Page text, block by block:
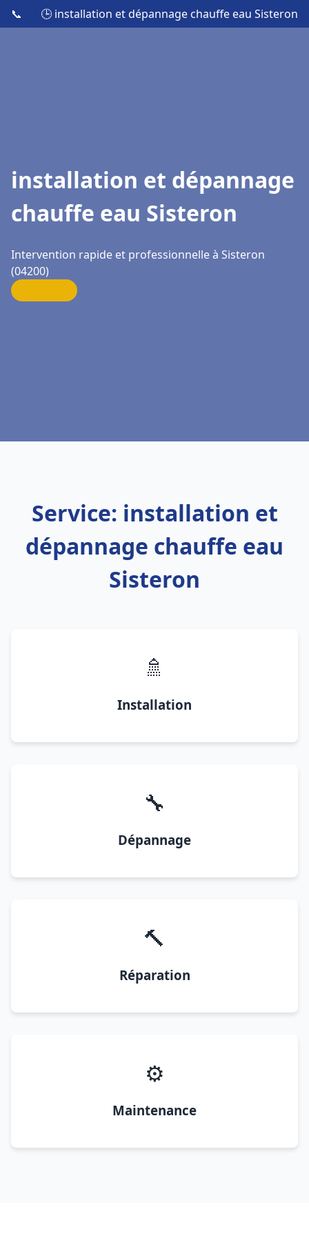
📞 🕒 installation et dépannage chauffe eau Sisteron
installation et dépannage
chauffe eau Sisteron
Intervention rapide et professionnelle à Sisteron
(04200)
Service: installation et
dépannage chauffe eau
Sisteron
🚿
Installation
🔧
Dépannage
🔨
Réparation
⚙️
Maintenance